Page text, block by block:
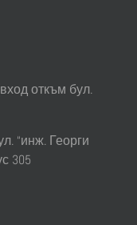
откъм бул.
“инж. Георги
305